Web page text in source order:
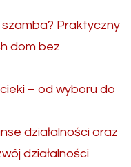
Praktyczny
dom bez
– od wyboru do
działalności oraz
działalności